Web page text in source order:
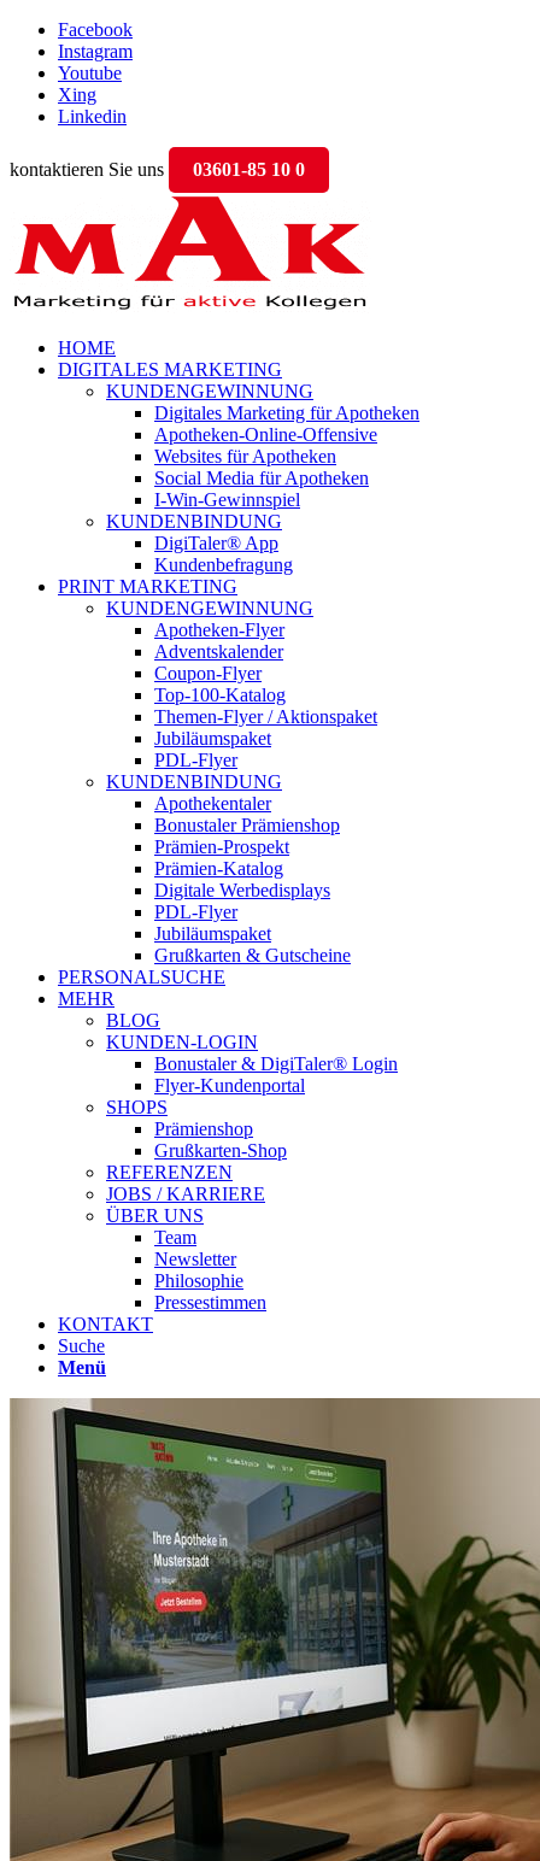
Facebook
Instagram
Youtube
Xing
Linkedin
kontaktieren Sie uns 03601-85 10 0
HOME
DIGITALES MARKETING
KUNDENGEWINNUNG
Digitales Marketing für Apotheken
Apotheken-Online-Offensive
Websites für Apotheken
Social Media für Apotheken
I-Win-Gewinnspiel
KUNDENBINDUNG
DigiTaler® App
Kundenbefragung
PRINT MARKETING
KUNDENGEWINNUNG
Apotheken-Flyer
Adventskalender
Coupon-Flyer
Top-100-Katalog
Themen-Flyer / Aktionspaket
Jubiläumspaket
PDL-Flyer
KUNDENBINDUNG
Apothekentaler
Bonustaler Prämienshop
Prämien-Prospekt
Prämien-Katalog
Digitale Werbedisplays
PDL-Flyer
Jubiläumspaket
Grußkarten & Gutscheine
PERSONALSUCHE
MEHR
BLOG
KUNDEN-LOGIN
Bonustaler & DigiTaler® Login
Flyer-Kundenportal
SHOPS
Prämienshop
Grußkarten-Shop
REFERENZEN
JOBS / KARRIERE
ÜBER UNS
Team
Newsletter
Philosophie
Pressestimmen
KONTAKT
Suche
Menü